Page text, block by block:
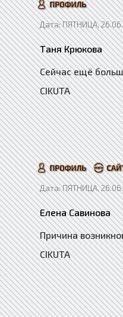
Дата: ПЯТНИЦА,
Таня Крюкова
Сейчас ещё
CIKUTA
Дата: ПЯТНИЦА,
Елена Савинова
Причина
CIKUTA